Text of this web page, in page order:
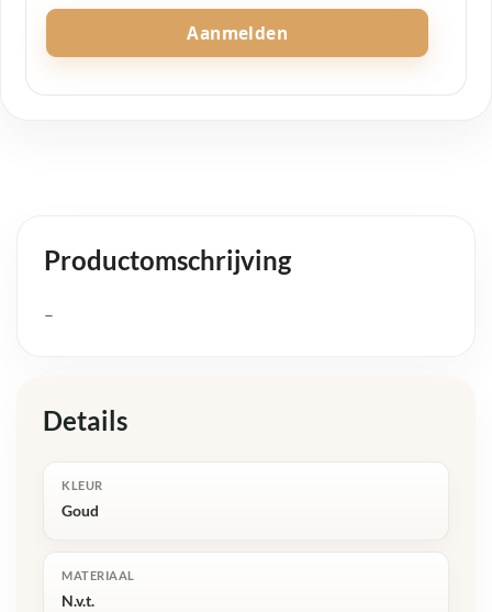
Aanmelden
Productomschrijving
–
Details
KLEUR
Goud
MATERIAAL
N.v.t.